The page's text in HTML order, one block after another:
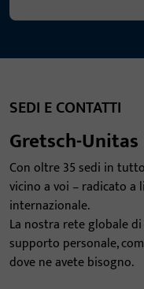
SEDI E CONTATTI
Gretsch-
Con oltre 35 sedi in
vicino a voi – radicato a
internazionale.
La nostra rete globale
supporto personale,
dove ne avete bisogno.